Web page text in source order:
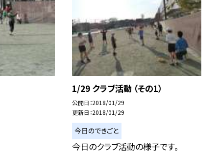
1/29 クラブ活動 （その1）
公開日 2018/01/29
更新日 2018/01/29
今日のできごと
今日のクラブ活動の様子です。